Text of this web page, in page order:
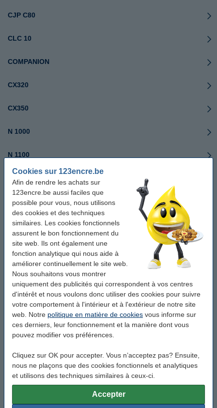
Cookies sur 123encre.be
Afin de rendre les achats sur
123encre.be aussi faciles que
possible pour vous, nous utilisons
des cookies et des techniques
similaires. Les cookies fonctionnels
assurent le bon fonctionnement du
site web. Ils ont également une
fonction analytique qui nous aide à
améliorer continuellement le site web.
Nous souhaitons vous montrer
uniquement des publicités qui correspondent à vos centres
d'intérêt et nous voulons donc utiliser des cookies pour suivre
votre comportement à l'intérieur et à l'extérieur de notre site
web. Notre politique en matière de cookies vous informe sur
ces derniers, leur fonctionnement et la manière dont vous
pouvez modifier vos préférences.
Cliquez sur OK pour accepter. Vous n’acceptez pas? Ensuite,
nous ne plaçons que des cookies fonctionnels et analytiques
et utilisons des techniques similaires à ceux-ci.
Accepter
CJP C80
CLC 10
COMPANION
CX320
CX350
N 1000
N 1100
N 2100
NoteJet-série
P-27D
P-29D
P-37D
P-39D
P660
WG7540
WG7550